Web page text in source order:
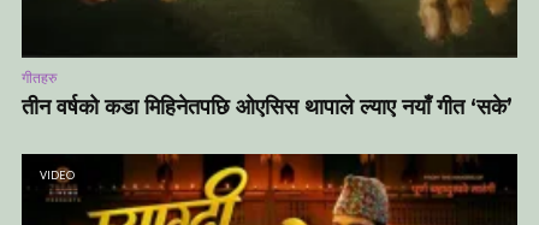
गीतहरु
तीन वर्षको कडा मिहिनेतपछि ओएसिस थापाले ल्याए नयाँ गीत ‘सके’
VIDEO